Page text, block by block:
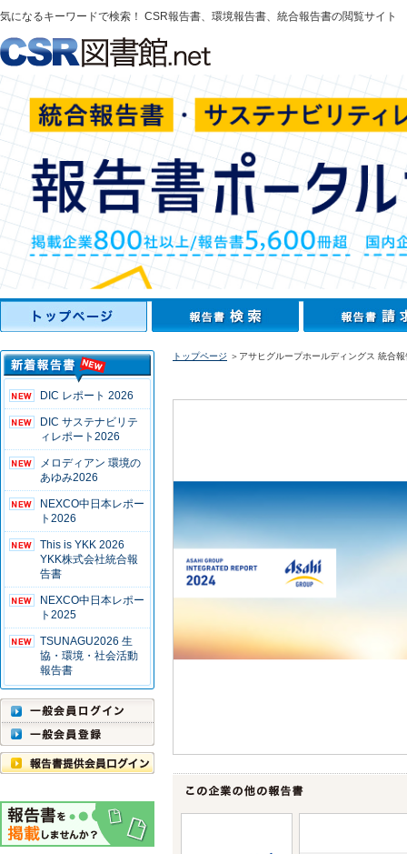
気になるキーワードで検索！ CSR報告書、環境報告書、統合報告書の閲覧サイト
DIC レポート 2026
DIC サステナビリテ
ィレポート2026
メロディアン 環境の
あゆみ2026
NEXCO中日本レポー
ト2026
This is YKK 2026
YKK株式会社統合報
告書
NEXCO中日本レポー
ト2025
TSUNAGU2026 生
協・環境・社会活動
報告書
トップページ ＞アサヒグループホールディングス 統合